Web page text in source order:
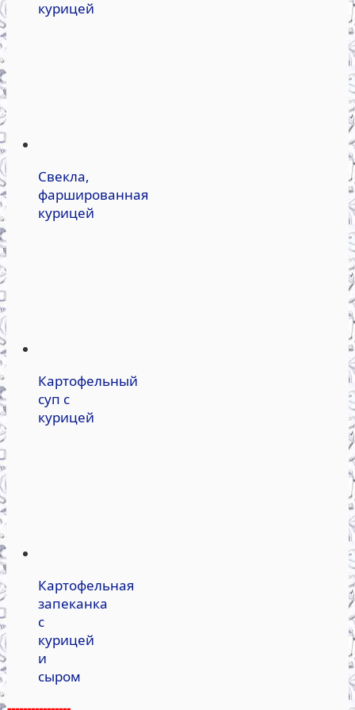
курицей
Свекла,
фаршированная
курицей
Картофельный
суп с
курицей
Картофельная
запеканка
с
курицей
и
сыром